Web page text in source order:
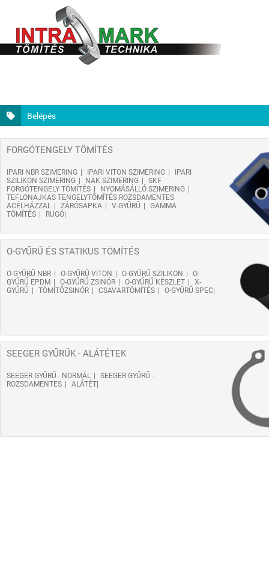
Belépés
FORGÓTENGELY TÖMÍTÉS
IPARI NBR SZIMERING IPARI VITON SZIMERING
IPARI
SZILIKON SZIMERING
NAK SZIMERING
SKF
FORGÓTENGELY TÖMÍTÉS
NYOMÁSÁLLÓ SZIMERING
TEFLONAJKAS TENGELYTÖMÍTÉS ROZSDAMENTES
ACÉLHÁZZAL
ZÁRÓSAPKA V-GYŰRŰ
GAMMA
TÖMÍTÉS
RUGÓ
O-GYŰRŰ ÉS STATIKUS TÖMÍTÉS
O-GYŰRŰ NBR O-GYŰRŰ VITON O-GYŰRŰ SZILIKON
O-
GYŰRŰ EPDM
O-GYŰRŰ ZSINÓR O-GYŰRŰ KÉSZLET
X-
GYŰRŰ
TÖMÍTŐZSINÓR CSAVARTÖMÍTÉS O-GYŰRŰ SPEC
SEEGER GYŰRŰK - ALÁTÉTEK
SEEGER GYŰRŰ - NORMÁL
SEEGER GYŰRŰ -
ROZSDAMENTES
ALÁTÉT